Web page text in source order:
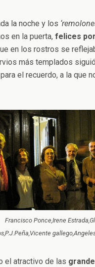
la noche y los
en la puerta, felices
en los rostros se
más templados
el recuerdo, a la que
Francisco Ponce,Irene
el atractivo de las